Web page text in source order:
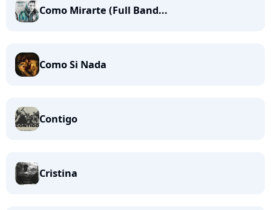
Como Mirarte (Full Band...
Como Si Nada
Contigo
Cristina